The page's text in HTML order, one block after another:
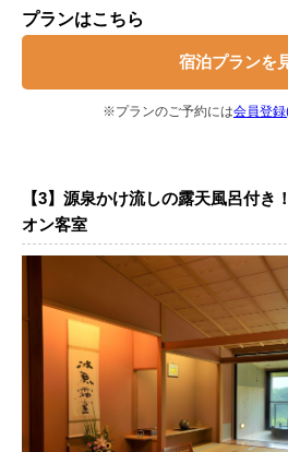
プランはこちら
宿泊プランを
※プランのご予約には会員登
【3】源泉かけ流しの露天風呂付き
オン客室